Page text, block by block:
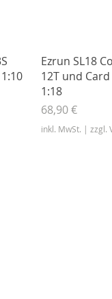
Ezrun SL18
12T und
1:18
Preis
68,90 €
inkl. MwSt. | zzgl.